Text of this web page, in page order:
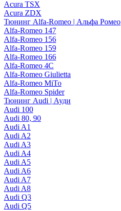
Acura TSX
Acura ZDX
Тюнинг Alfa-Romeo | Альфа Ромео
Alfa-Romeo 147
Alfa-Romeo 156
Alfa-Romeo 159
Alfa-Romeo 166
Alfa-Romeo 4C
Alfa-Romeo Giulietta
Alfa-Romeo MiTo
Alfa-Romeo Spider
Тюнинг Audi | Ауди
Audi 100
Audi 80, 90
Audi A1
Audi A2
Audi A3
Audi A4
Audi A5
Audi A6
Audi A7
Audi A8
Audi Q3
Audi Q5